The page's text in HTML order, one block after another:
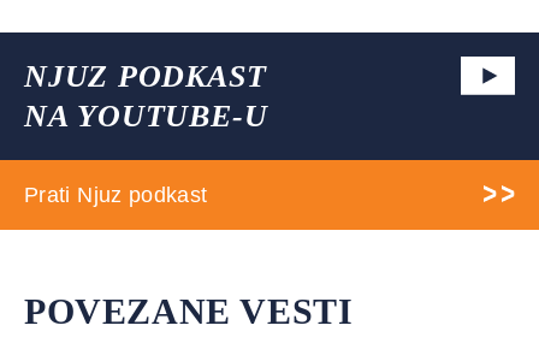
NJUZ PODKAST
NA YOUTUBE-U
Prati Njuz podkast
POVEZANE VESTI